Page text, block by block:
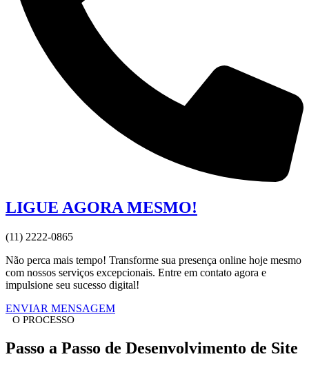
LIGUE AGORA MESMO!
(11) 2222-0865
Não perca mais tempo! Transforme sua presença online hoje mesmo
com nossos serviços excepcionais. Entre em contato agora e
impulsione seu sucesso digital!
ENVIAR MENSAGEM
O PROCESSO
Passo a Passo de Desenvolvimento de Site